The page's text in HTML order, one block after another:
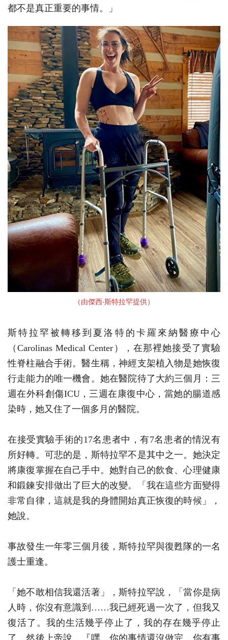
都不是真正重要的事情。」
（由傑西‧斯特拉罕提供）
斯特拉罕被轉移到夏洛特的卡羅來納醫療中心
（Carolinas Medical Center），在那裡她接受了實驗
性脊柱融合手術。醫生稱，神經支架植入物是她恢復
行走能力的唯一機會。她在醫院待了大約三個月：三
週在外科創傷ICU，三週在康復中心，當她的腸道感
染時，她又住了一個多月的醫院。
在接受實驗手術的17名患者中，有7名患者的情況有
所好轉。可悲的是，斯特拉罕不是其中之一。她決定
將康復掌握在自己手中。她對自己的飲食、心理健康
和鍛鍊安排做出了巨大的改變。「我在這些方面變得
非常自律，這就是我的身體開始真正恢復的時候」，
她說。
事故發生一年零三個月後，斯特拉罕與復甦隊的一名
護士重逢。
「她不敢相信我還活著」，斯特拉罕說，「當你是病
人時，你沒有意識到……我已經死過一次了，但我又
復活了。我的生活幾乎停止了，我的存在幾乎停止
了，然後上帝說，『嘿，你的事情還沒做完，你有事